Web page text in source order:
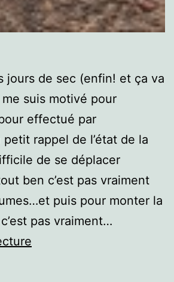
jours de sec (enfin! et ça va
suis motivé pour
effectué par
rappel de l’état de la
de se déplacer
ben c’est pas vraiment
puis pour monter la
pas vraiment…